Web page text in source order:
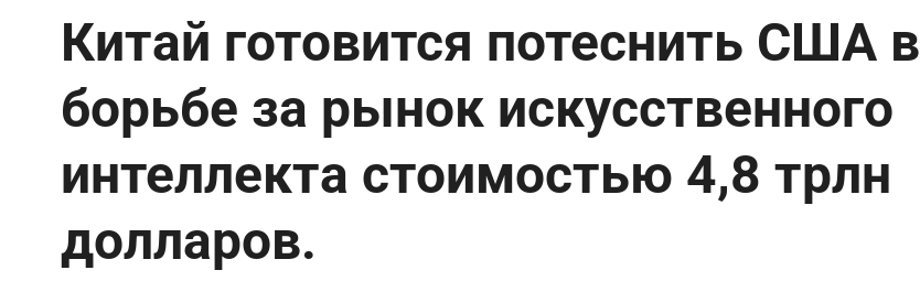
Китай готовится потеснить США в
борьбе за рынок искусственного
интеллекта стоимостью 4,8 трлн
долларов.